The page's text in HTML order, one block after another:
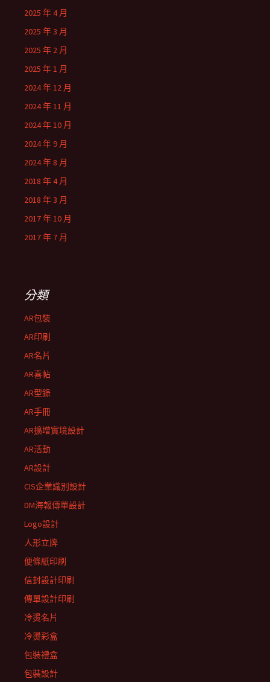
2025 年 4 月
2025 年 3 月
2025 年 2 月
2025 年 1 月
2024 年 12 月
2024 年 11 月
2024 年 10 月
2024 年 9 月
2024 年 8 月
2018 年 4 月
2018 年 3 月
2017 年 10 月
2017 年 7 月
分類
AR包裝
AR印刷
AR名片
AR喜帖
AR型錄
AR手冊
AR擴增實境設計
AR活動
AR設計
CIS企業識別設計
DM海報傳單設計
Logo設計
人形立牌
便條紙印刷
信封設計印刷
傳單設計印刷
冷燙名片
冷燙彩盒
包裝禮盒
包裝設計